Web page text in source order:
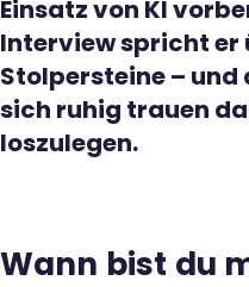
Einsatz von KI
Interview spricht er
Stolpersteine –
sich ruhig trauen
loszulegen.
Wann bist du